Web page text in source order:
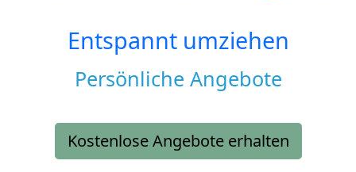
Entspannt umziehen
Persönliche Angebote
Kostenlose Angebote erhalten